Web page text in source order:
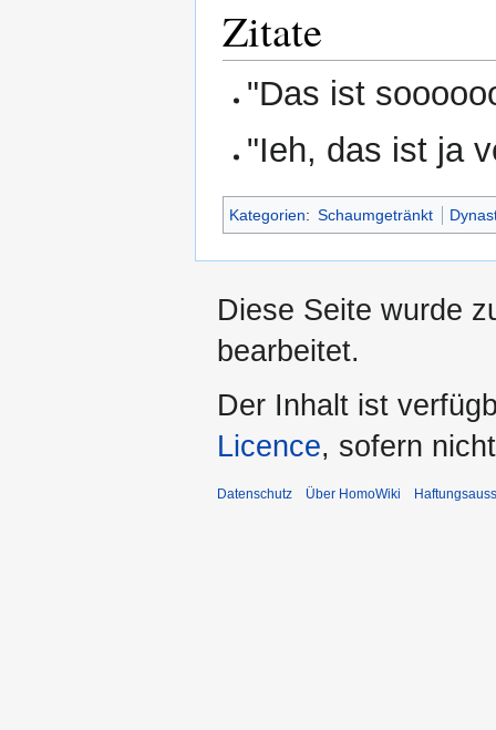
Zitate
"Das ist
"Ieh, das ist ja
Kategorien: Schaumgetränkt
Diese Seite wurde
bearbeitet.
Der Inhalt ist
Licence, sofern
Datenschutz Über HomoWiki